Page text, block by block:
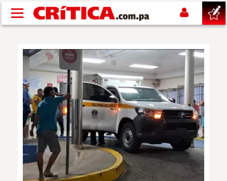
Pasar al contenido principal
SUCESOS
NACIONAL
POLÍTICA